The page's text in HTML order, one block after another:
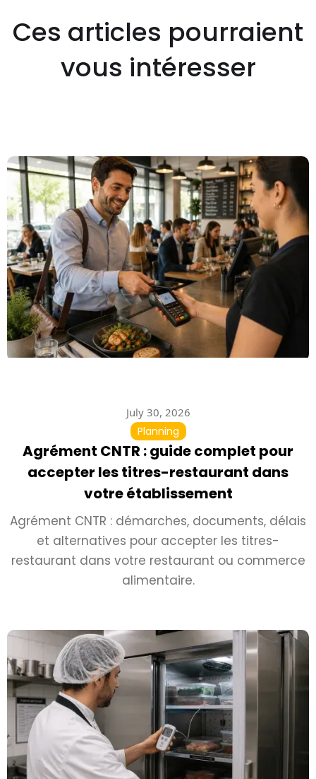
Ces articles pourraient
vous intéresser
July 30, 2026
Planning
Agrément CNTR : guide complet pour
accepter les titres-restaurant dans
votre établissement
Agrément CNTR : démarches, documents, délais
et alternatives pour accepter les titres-
restaurant dans votre restaurant ou commerce
alimentaire.